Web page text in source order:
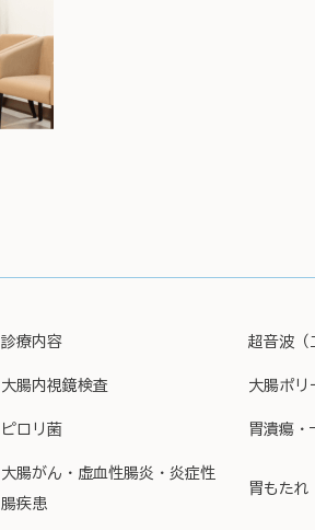
診療内容 超音波（
大腸内視鏡検査 大腸ポリ
ピロリ菌 胃潰瘍・
大腸がん・虚血性腸炎・炎症性
腸疾患
胃もたれ